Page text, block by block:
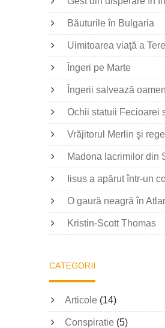
Băuturile în Bulgaria
Uimitoarea viaţă a
Îngeri pe Marte
Îngerii salvează
Ochii statuii Fecioarei
Vrăjitorul Merlin şi
Madona lacrimilor din
Iisus a apărut într-un
O gaură neagră în
Kristin-Scott Thomas
CATEGORII
Articole (14)
Conspiratie (5)